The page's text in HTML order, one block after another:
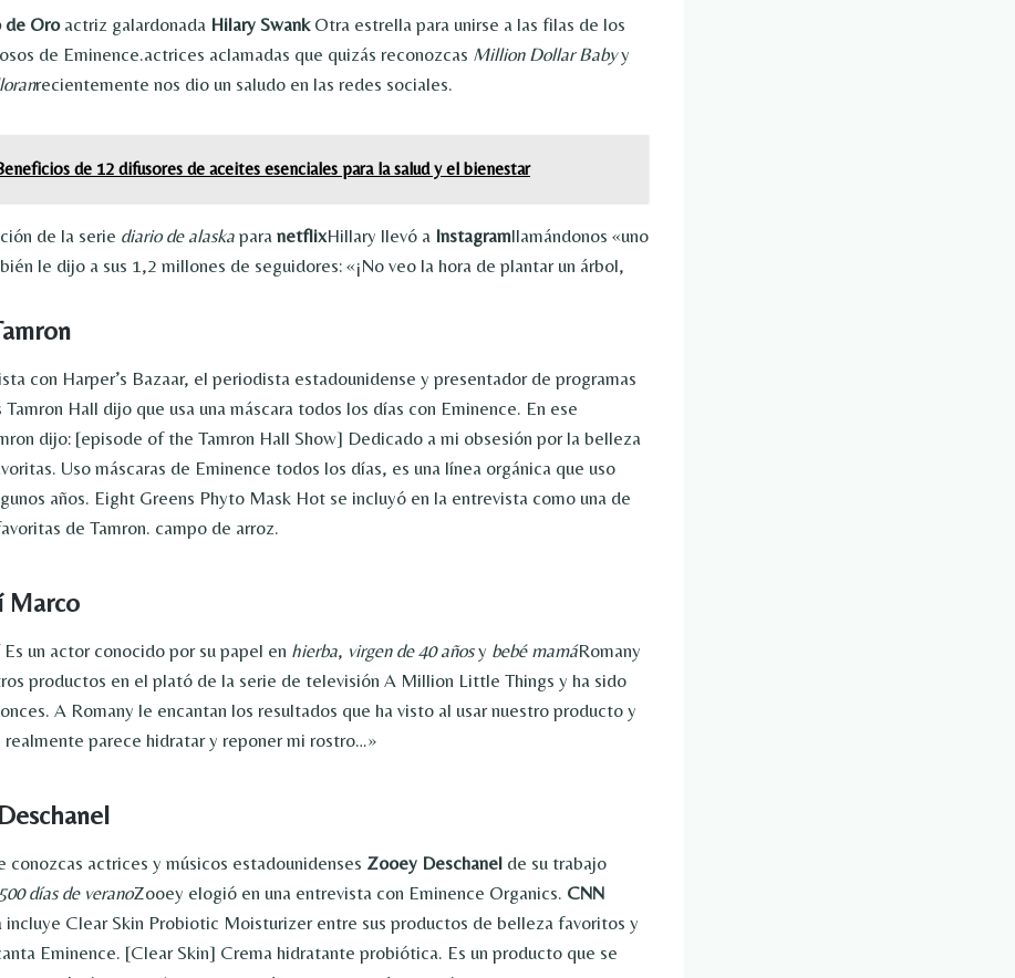
de Oroactriz galardonada Hilary Swank Otra estrella para unirse a las filas de los
de Eminence.actrices aclamadas que quizás reconozcas Million Dollar Babyy
recientemente nos dio un saludo en las redes sociales.
de 12 difusores de aceites esenciales para la salud y el bienestar
de la serie diario de alaska para netflixHillary llevó a Instagramllamándonos «uno
le dijo a sus 1,2 millones de seguidores: «¡No veo la hora de plantar un árbol,
con Harper’s Bazaar, el periodista estadounidense y presentador de programas
Hall dijo que usa una máscara todos los días con Eminence. En ese
dijo: [episode of the Tamron Hall Show] Dedicado a mi obsesión por la belleza
Uso máscaras de Eminence todos los días, es una línea orgánica que uso
años. Eight Greens Phyto Mask Hot se incluyó en la entrevista como una de
de Tamron. campo de arroz.
Marco
Es un actor conocido por su papel en hierba, virgen de 40 añosy bebé mamáRomany
productos en el plató de la serie de televisión A Million Little Things y ha sido
A Romany le encantan los resultados que ha visto al usar nuestro producto y
realmente parece hidratar y reponer mi rostro…»
conozcas actrices y músicos estadounidenses Zooey Deschanel de su trabajo
500 días de veranoZooey elogió en una entrevista con Eminence Organics. CNN
incluye Clear Skin Probiotic Moisturizer entre sus productos de belleza favoritos y
Eminence. [Clear Skin] Crema hidratante probiótica. Es un producto que se